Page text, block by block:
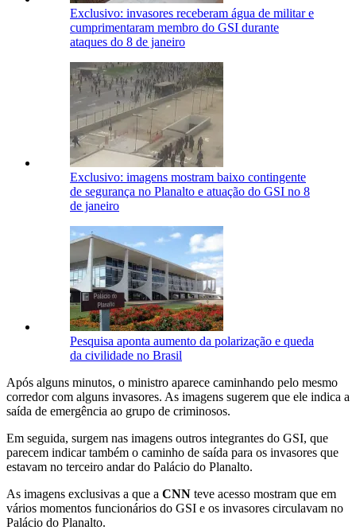
Exclusivo: invasores receberam água de militar e
cumprimentaram membro do GSI durante
ataques do 8 de janeiro
Exclusivo: imagens mostram baixo contingente
de segurança no Planalto e atuação do GSI no 8
de janeiro
Pesquisa aponta aumento da polarização e queda
da civilidade no Brasil
Após alguns minutos, o ministro aparece caminhando pelo mesmo
corredor com alguns invasores. As imagens sugerem que ele indica a
saída de emergência ao grupo de criminosos.
Em seguida, surgem nas imagens outros integrantes do GSI, que
parecem indicar também o caminho de saída para os invasores que
estavam no terceiro andar do Palácio do Planalto.
As imagens exclusivas a que a CNN teve acesso mostram que em
vários momentos funcionários do GSI e os invasores circulavam no
Palácio do Planalto.